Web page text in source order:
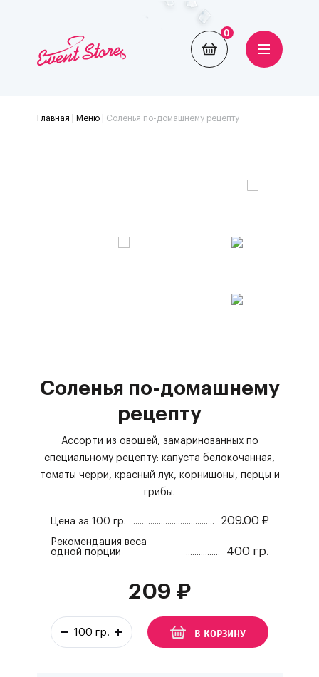
0
Главная | Меню| Соленья по-домашнему рецепту
Соленья по-домашнему
рецепту
Ассорти из овощей, замаринованных по
специальному рецепту: капуста белокочанная,
томаты черри, красный лук, корнишоны, перцы и
грибы.
Цена за 100 гр. 209.00 ₽
Рекомендация веса
одной порции
400 гр.
209 ₽
В КОРЗИНУ